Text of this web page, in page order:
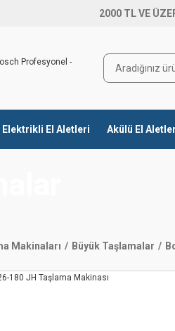
2000 TL VE
Elektrikli El Aletleri Akülü El
Makinaları Büyük Taşlamalar